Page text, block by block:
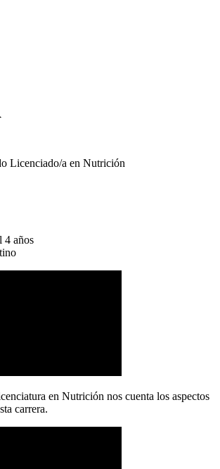
Licenciado/a en Nutrición
4 años
en Nutrición nos cuenta los aspectos
carrera.